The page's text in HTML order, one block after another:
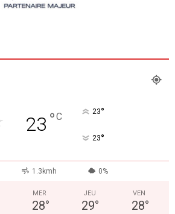
23 °C 23°
23°
1.3kmh 0%
MER
28°
JEU
29°
VEN
28°